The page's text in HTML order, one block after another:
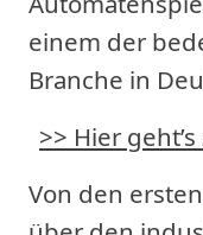
einem der
Branche in
>> Hier
Von den